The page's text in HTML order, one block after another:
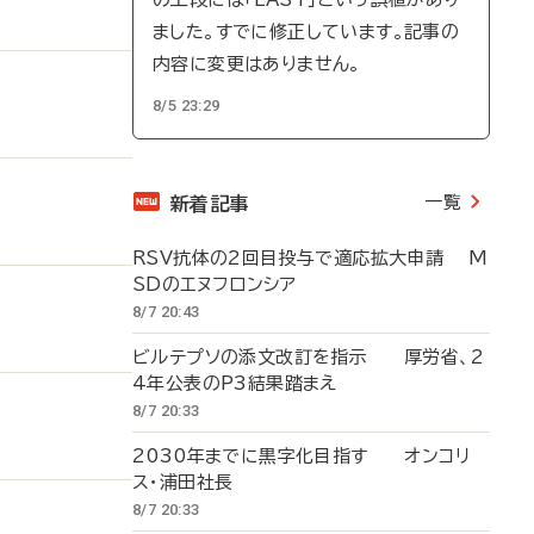
ました。すでに修正しています。記事の
内容に変更はありません。
8/5 23:29
新着記事 一覧
RSV抗体の2回目投与で適応拡大申請 M
SDのエヌフロンシア
8/7 20:43
ビルテプソの添文改訂を指示 厚労省、2
4年公表のP3結果踏まえ
8/7 20:33
2030年までに黒字化目指す オンコリ
ス・浦田社長
8/7 20:33